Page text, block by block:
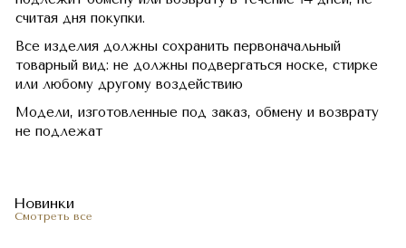
считая дня покупки.
Все изделия должны сохранить первоначальный
товарный вид: не должны подвергаться носке, стирке
или любому другому воздействию
Модели, изготовленные под заказ, обмену и возврату
не подлежат
Новинки
Смотреть все